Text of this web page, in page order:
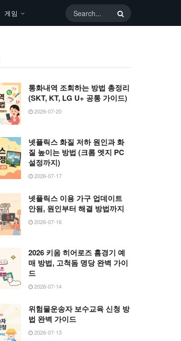
게임
통화내역 조회하는 방법 총정리
(SKT, KT, LG U+ 공통 가이드)
2026-07-20
넷플릭스 화질 저하 원인과 화
질 높이는 방법 (크롬 엣지 PC
설정까지)
2026-07-17
넷플릭스 이용 가구 업데이트
안됨, 원인부터 해결 방법까지
2026-07-16
2026 키움 히어로즈 홈경기 예
매 방법, 고척돔 명당 완벽 가이
드
2026-07-14
위험물운송자 보수교육 신청 방
법 완벽 가이드
2026-07-13